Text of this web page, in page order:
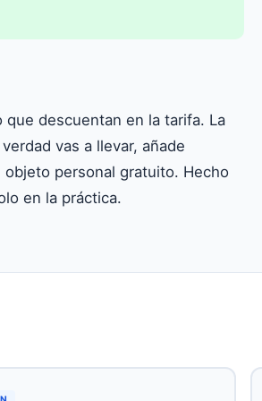
descuentan en la tarifa. La
vas a llevar, añade
personal gratuito. Hecho
en la práctica.